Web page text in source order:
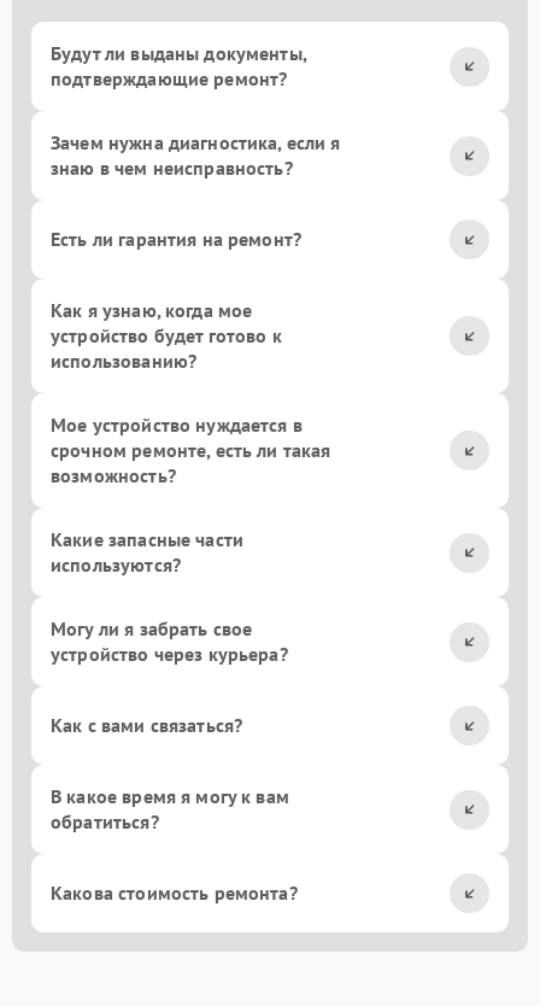
Будут ли выданы документы,
подтверждающие ремонт?
Зачем нужна диагностика, если я
знаю в чем неисправность?
Есть ли гарантия на ремонт?
Как я узнаю, когда мое
устройство будет готово к
использованию?
Мое устройство нуждается в
срочном ремонте, есть ли такая
возможность?
Какие запасные части
используются?
Могу ли я забрать свое
устройство через курьера?
Как с вами связаться?
В какое время я могу к вам
обратиться?
Какова стоимость ремонта?